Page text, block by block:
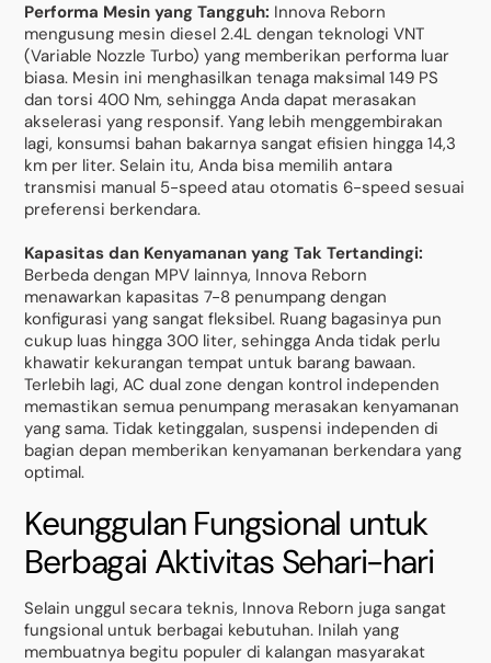
Performa Mesin yang Tangguh: Innova Reborn
mengusung mesin diesel 2.4L dengan teknologi VNT
(Variable Nozzle Turbo) yang memberikan performa luar
biasa. Mesin ini menghasilkan tenaga maksimal 149 PS
dan torsi 400 Nm, sehingga Anda dapat merasakan
akselerasi yang responsif. Yang lebih menggembirakan
lagi, konsumsi bahan bakarnya sangat efisien hingga 14,3
km per liter. Selain itu, Anda bisa memilih antara
transmisi manual 5-speed atau otomatis 6-speed sesuai
preferensi berkendara.
Kapasitas dan Kenyamanan yang Tak Tertandingi:
Berbeda dengan MPV lainnya, Innova Reborn
menawarkan kapasitas 7-8 penumpang dengan
konfigurasi yang sangat fleksibel. Ruang bagasinya pun
cukup luas hingga 300 liter, sehingga Anda tidak perlu
khawatir kekurangan tempat untuk barang bawaan.
Terlebih lagi, AC dual zone dengan kontrol independen
memastikan semua penumpang merasakan kenyamanan
yang sama. Tidak ketinggalan, suspensi independen di
bagian depan memberikan kenyamanan berkendara yang
optimal.
Keunggulan Fungsional untuk
Berbagai Aktivitas Sehari-hari
Selain unggul secara teknis, Innova Reborn juga sangat
fungsional untuk berbagai kebutuhan. Inilah yang
membuatnya begitu populer di kalangan masyarakat